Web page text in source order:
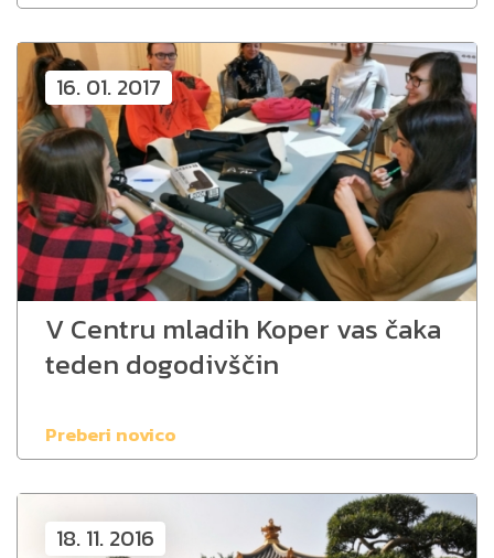
16. 01. 2017
V Centru mladih Koper vas čaka
teden dogodivščin
Preberi novico
18. 11. 2016